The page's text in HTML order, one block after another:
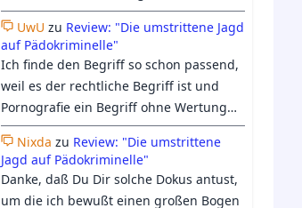
Berichterstattungen dazu zu verdanken
haben.
dem Zusammenhang tatsächlich nicht
passender, da es sich dabei nicht um
ein Synonym für Kinderpornografie,
sondern nur um eine Unterkategorie
dieser handelt. So sind auch
Posingbilder oder von Kindern selbst
erstellte Aufnahmen pornografisch,
bilden jedoch keinen Missbrauch ab.
Dennoch lehnen wir auch solche
UwU zu Review: "Die umstrittene Jagd
auf Pädokriminelle"
Ich finde den Begriff so schon passend,
weil es der rechtliche Begriff ist und
Pornografie ein Begriff ohne Wertung
ist. Es handelt sich um Material das
erregen soll. Mein Vorschlag wäre es vor
dem Wort noch ein "reale"
hinzuzufügen.
Nixda zu Review: "Die umstrittene
Jagd auf Pädokriminelle"
Danke, daß Du Dir solche Dokus antust,
um die ich bewußt einen großen Bogen